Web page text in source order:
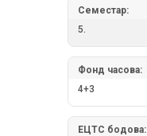
Семестар:
5.
Фонд часова:
4+3
ЕЦТС бодова: